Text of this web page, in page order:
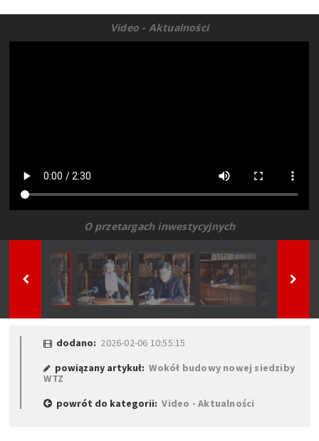
Video - Aktualności
O przetargach inwestycyjnych
dodano: 2026-02-06 10:55:15
powiązany artykuł:Wokół budowy nowej siedziby
WTZ
powrót do kategorii:Video - Aktualności